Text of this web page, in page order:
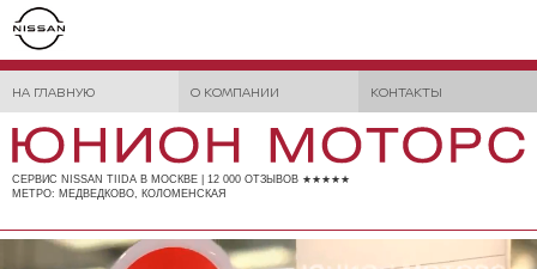
НА ГЛАВНУЮ О КОМПАНИИ КОНТАКТЫ
СЕРВИС NISSAN TIIDA В МОСКВЕ | 12 000 ОТЗЫВОВ ★★★★★
МЕТРО: МЕДВЕДКОВО, КОЛОМЕНСКАЯ